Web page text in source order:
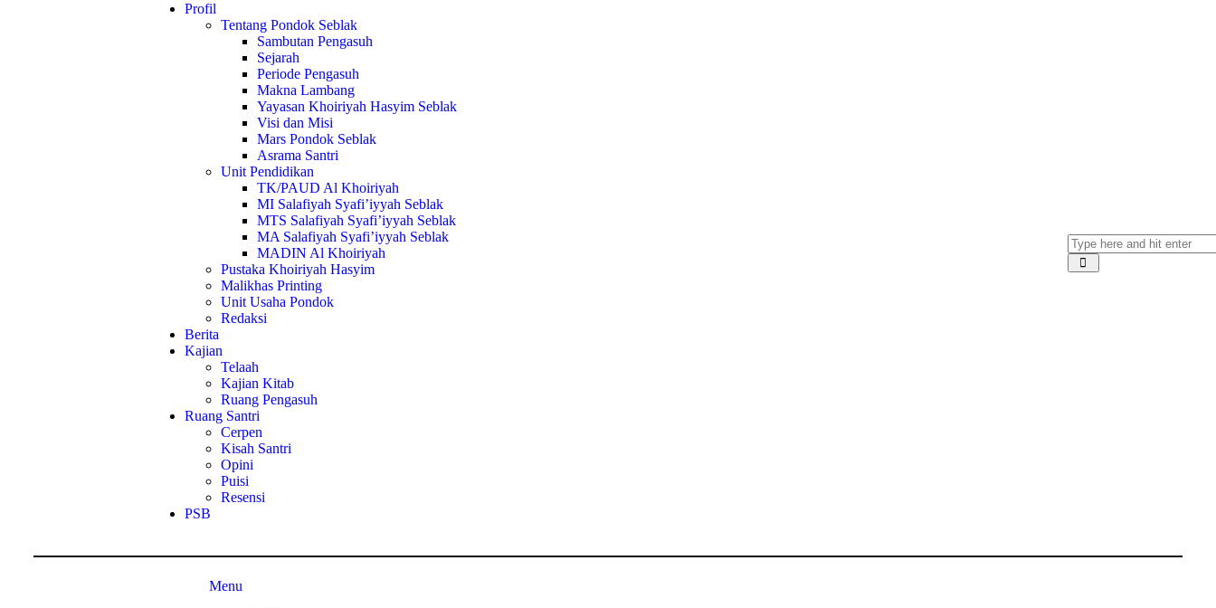
Profil
Tentang Pondok Seblak
Sambutan Pengasuh
Sejarah
Periode Pengasuh
Makna Lambang
Yayasan Khoiriyah Hasyim Seblak
Visi dan Misi
Mars Pondok Seblak
Asrama Santri
Unit Pendidikan
TK/PAUD Al Khoiriyah
MI Salafiyah Syafi’iyyah Seblak
MTS Salafiyah Syafi’iyyah Seblak
MA Salafiyah Syafi’iyyah Seblak
MADIN Al Khoiriyah
Pustaka Khoiriyah Hasyim
Malikhas Printing
Unit Usaha Pondok
Redaksi
Berita
Kajian
Telaah
Kajian Kitab
Ruang Pengasuh
Ruang Santri
Cerpen
Kisah Santri
Opini
Puisi
Resensi
PSB
Menu